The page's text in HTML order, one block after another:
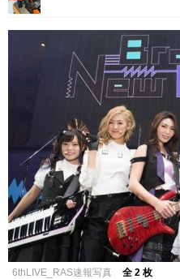
6thLIVE_RAS速報写真 全 2 枚